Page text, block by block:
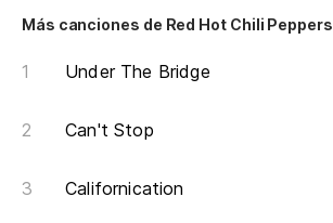
Más canciones de Red Hot Chili Peppers
Under The Bridge
Can't Stop
Californication